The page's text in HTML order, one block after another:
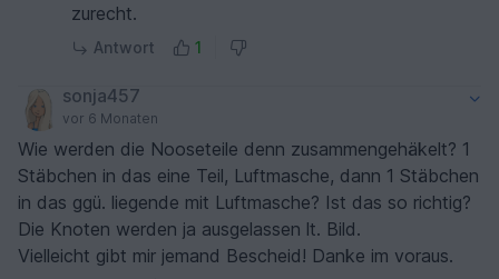
zurecht.
Antwort 1
sonja457
vor 6 Monaten
Wie werden die Nooseteile denn zusammengehäkelt? 1
Stäbchen in das eine Teil, Luftmasche, dann 1 Stäbchen
in das ggü. liegende mit Luftmasche? Ist das so richtig?
Die Knoten werden ja ausgelassen lt. Bild.
Vielleicht gibt mir jemand Bescheid! Danke im voraus.